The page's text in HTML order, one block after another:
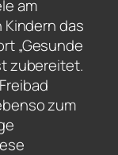
am
Kindern das
„Gesunde
zubereitet.
zum